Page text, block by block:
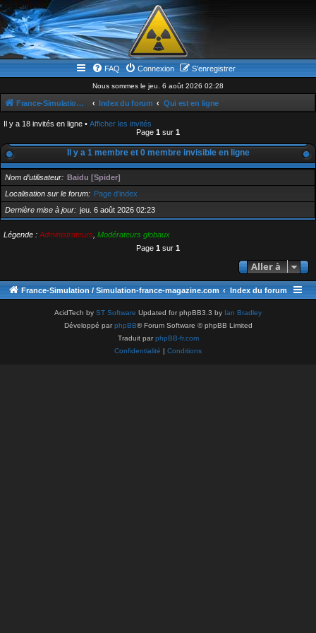
FAQ Connexion S’enregistrer
Nous sommes le jeu. 6 août 2026 02:28
France-Simulation / Simulation-france-magazine.com Index du forum Qui est en ligne
Il y a 18 invités en ligne • Afficher les invités
Page 1 sur 1
Il y a 1 membre et 0 membre invisible en ligne
Nom d’utilisateur
Baidu [Spider]
Localisation sur le forum
Page d’index
Dernière mise à jour
jeu. 6 août 2026 02:23
Légende : Administrateurs Modérateurs globaux
Page 1 sur 1
Aller à
France-Simulation / Simulation-france-magazine.com Index du forum
AcidTech by ST Software Updated for phpBB3.3 by Ian Bradley
Développé parphpBB® Forum Software © phpBB Limited
Traduit parphpBB-fr.com
Confidentialité | Conditions